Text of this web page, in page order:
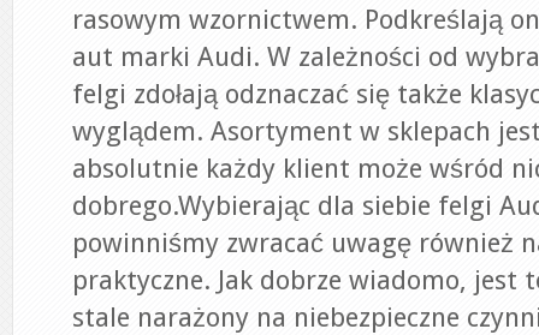
rasowym wzornictwem. Podkreślają
aut marki Audi. W zależności od
felgi zdołają odznaczać się także
wyglądem. Asortyment w sklepach
absolutnie każdy klient może wśród
dobrego.Wybierając dla siebie felgi
powinniśmy zwracać uwagę również
praktyczne. Jak dobrze wiadomo, jest
stale narażony na niebezpieczne